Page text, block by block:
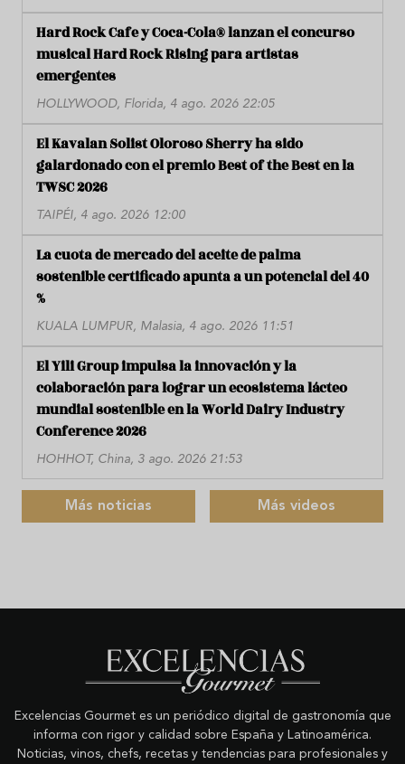
Hard Rock Cafe y Coca-Cola® lanzan el concurso
musical Hard Rock Rising para artistas
emergentes
HOLLYWOOD, Florida, 4 ago. 2026 22:05
El Kavalan Solist Oloroso Sherry ha sido
galardonado con el premio Best of the Best en la
TWSC 2026
TAIPÉI, 4 ago. 2026 12:00
La cuota de mercado del aceite de palma
sostenible certificado apunta a un potencial del 40
%
KUALA LUMPUR, Malasia, 4 ago. 2026 11:51
El Yili Group impulsa la innovación y la
colaboración para lograr un ecosistema lácteo
mundial sostenible en la World Dairy Industry
Conference 2026
HOHHOT, China, 3 ago. 2026 21:53
Más noticias Más videos
Excelencias Gourmet es un periódico digital de gastronomía que
informa con rigor y calidad sobre España y Latinoamérica.
Noticias, vinos, chefs, recetas y tendencias para profesionales y